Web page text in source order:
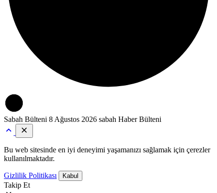
Sabah Bülteni 8 Ağustos 2026 sabah Haber Bülteni
Bu web sitesinde en iyi deneyimi yaşamanızı sağlamak için çerezler
kullanılmaktadır.
Gizlilik Politikası Kabul
Takip Et